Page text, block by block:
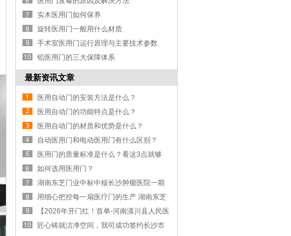
实木医用门如何保养
旋转医用门一般用什么材质
手术室医用门运行原理与主要技术参数
铅医用门的三大保障体系
最新资讯文章
医用自动门的安装方法是什么？
医用自动门的功能特点是什么？
医用自动门的材质和优势是什么？
自动医用门和电动医用门有什么区别？
医用门的质量标准是什么？看这3点就够
了。
如何选用医用门？
湖南东芝门业中标中核长沙肿瘤医院一期
医用门工程 2500 樘医用钢制门即将进场
用细心把控每一扇医疗门的生产 湖南东芝
门业&省人民医院医技综合楼医疗门项目第
三批交付
【2026年开门红！首单-河南潢川县人民医
院8000㎡洁净医疗门成功签订】
匠心铸就洁净空间，我司成功签约长沙市